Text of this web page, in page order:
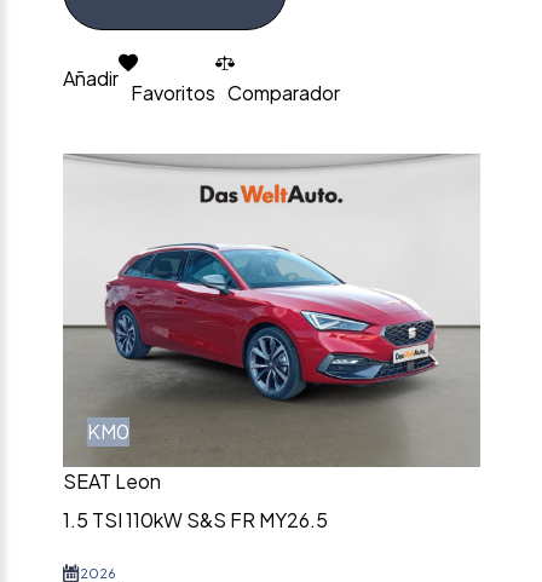
Añadir
Favoritos Comparador
KM0
SEAT Leon
1.5 TSI 110kW S&S FR MY26.5
2026